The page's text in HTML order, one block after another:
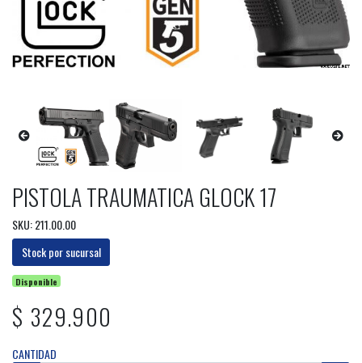
PISTOLA TRAUMATICA GLOCK 17
SKU: 211.00.00
Stock por sucursal
Disponible
$ 329.900
CANTIDAD